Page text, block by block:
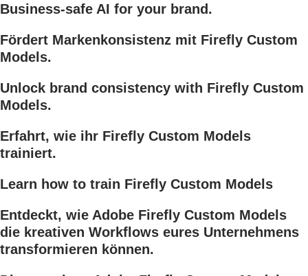
Business-safe AI for your brand.
Fördert Markenkonsistenz mit Firefly Custom
Models.
Unlock brand consistency with Firefly Custom
Models.
Erfahrt, wie ihr Firefly Custom Models
trainiert.
Learn how to train Firefly Custom Models
Entdeckt, wie Adobe Firefly Custom Models
die kreativen Workflows eures Unternehmens
transformieren können.